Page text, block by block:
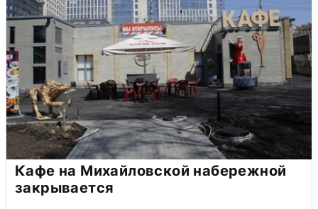
Кафе на Михайловской набережной
закрывается